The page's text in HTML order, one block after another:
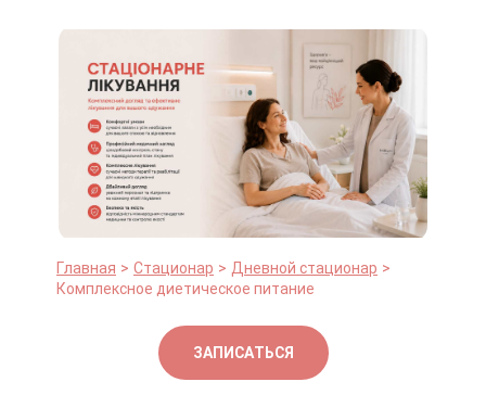
Главная Стационар
Дневной стационар
Комплексное диетическое питание
ЗАПИСАТЬСЯ